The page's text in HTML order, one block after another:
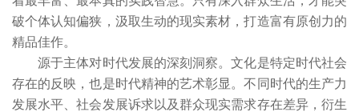
破个体认知偏狭，汲取生动的现实素材，打造富有原创力的
精品佳作。
源于主体对时代发展的深刻洞察。文化是特定时代社会
存在的反映，也是时代精神的艺术彰显。不同时代的生产力
发展水平、社会发展诉求以及群众现实需求存在差异，衍生